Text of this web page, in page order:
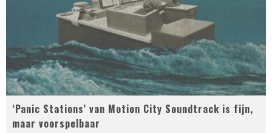
‘Panic Stations’ van Motion City Soundtrack is fijn,
maar voorspelbaar